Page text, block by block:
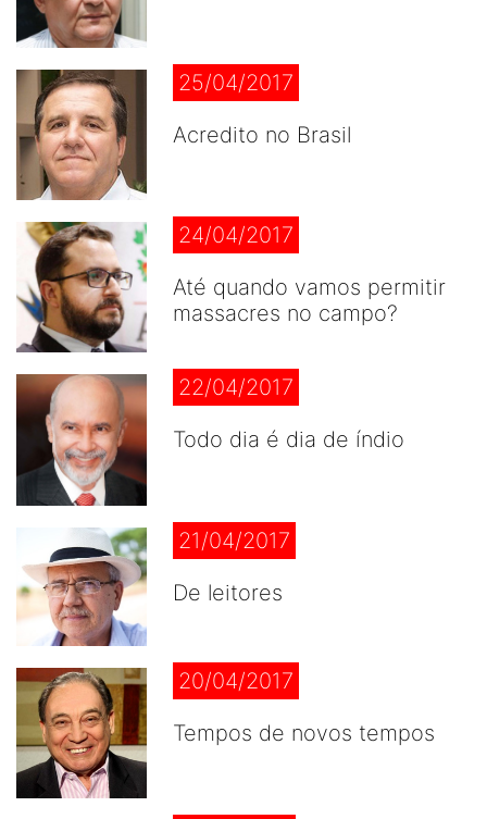
25/04/2017
Acredito no Brasil
24/04/2017
Até quando vamos permitir
massacres no campo?
22/04/2017
Todo dia é dia de índio
21/04/2017
De leitores
20/04/2017
Tempos de novos tempos